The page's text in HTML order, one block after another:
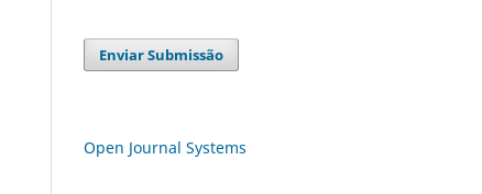
Enviar Submissão
Open Journal Systems